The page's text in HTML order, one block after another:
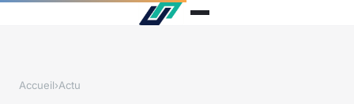
Accueil›Actu